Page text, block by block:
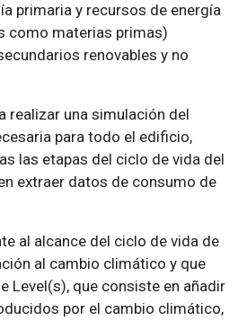
primaria y recursos de energía
como materias primas)
renovables y no
realizar una simulación del
para todo el edificio,
las etapas del ciclo de vida del
extraer datos de consumo de
al alcance del ciclo de vida de
al cambio climático y que
Level(s), que consiste en añadir
por el cambio climático,